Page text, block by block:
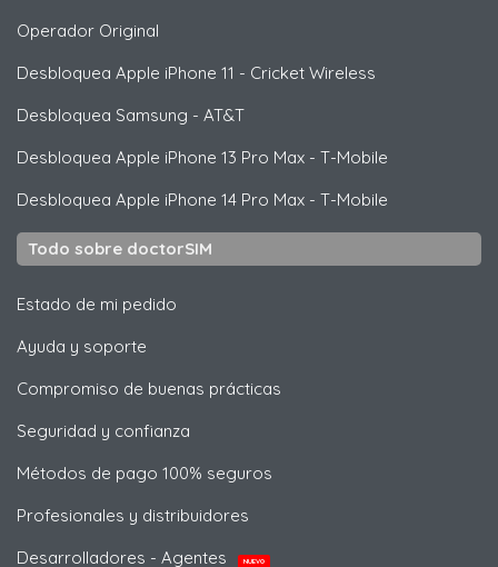
Operador Original
Desbloquea Apple iPhone 11 - Cricket Wireless
Desbloquea Samsung - AT&T
Desbloquea Apple iPhone 13 Pro Max - T-Mobile
Desbloquea Apple iPhone 14 Pro Max - T-Mobile
Todo sobre doctorSIM
Estado de mi pedido
Ayuda y soporte
Compromiso de buenas prácticas
Seguridad y confianza
Métodos de pago 100% seguros
Profesionales y distribuidores
Desarrolladores - Agentes
NUEVO